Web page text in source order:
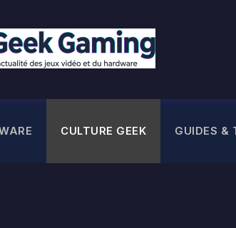
CULTURE GEEK GUIDES &